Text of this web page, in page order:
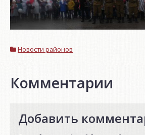
Новости районов
Комментарии
Добавить